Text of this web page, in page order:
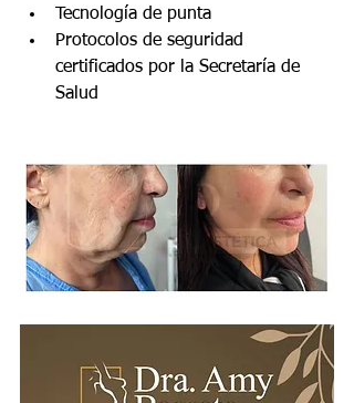
Tecnología de punta
Protocolos de seguridad
certificados por la Secretaría de
Salud